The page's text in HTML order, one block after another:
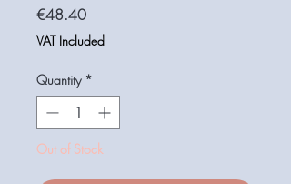
€48.40Price
VAT Included
Quantity *
Out of Stock